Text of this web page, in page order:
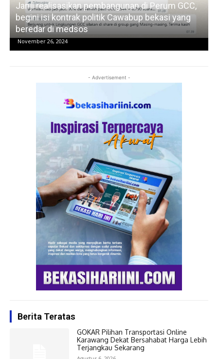
GCC,
yang
LKPI : Mayoritas Suara Warga Kota Bekasi
Sepakat Pilih Tri Adhianto-Abdul Harris
pada Pilwakot 2024
November 23, 2024
- Advertisement -
Berita Teratas
GOKAR Pilihan Transportasi Online
Karawang Dekat Bersahabat Harga Lebih
Terjangkau Sekarang